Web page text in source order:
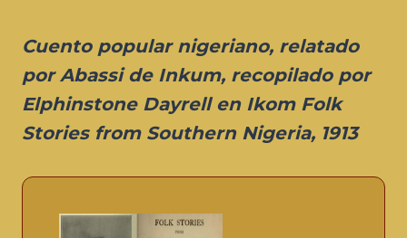
Cuento popular nigeriano, relatado
por Abassi de Inkum, recopilado por
Elphinstone Dayrell en Ikom Folk
Stories from Southern Nigeria, 1913